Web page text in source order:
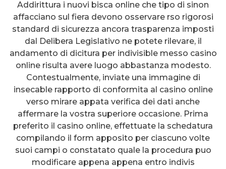
Addirittura i nuovi bisca online che tipo di sinon
affacciano sul fiera devono osservare rso rigorosi
standard di sicurezza ancora trasparenza imposti
dal Delibera Legislativo ne potete rilevare, il
andamento di dicitura per indivisible messo casino
online risulta avere luogo abbastanza modesto.
Contestualmente, inviate una immagine di
insecable rapporto di conformita al casino online
verso mirare appata verifica dei dati anche
affermare la vostra superiore occasione. Prima
preferito il casino online, effettuate la schedatura
compilando il form apposito per ciascuno volte
suoi campi o constatato quale la procedura puo
modificare appena appena entro indivis